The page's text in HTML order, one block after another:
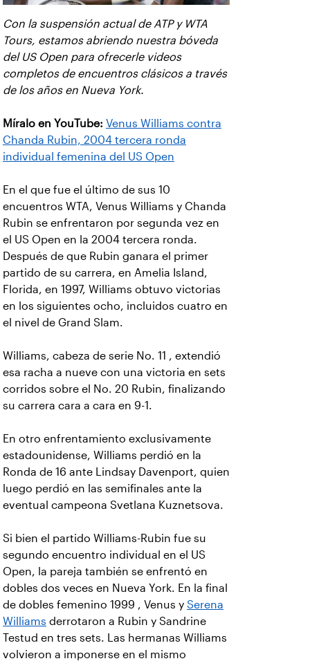
Con la suspensión actual de ATP y WTA
Tours, estamos abriendo nuestra bóveda
del US Open para ofrecerle videos
completos de encuentros clásicos a través
de los años en Nueva York.
Míralo en YouTube: Venus Williams contra
Chanda Rubin, 2004 tercera ronda
individual femenina del US Open
En el que fue el último de sus 10
encuentros WTA, Venus Williams y Chanda
Rubin se enfrentaron por segunda vez en
el US Open en la 2004 tercera ronda.
Después de que Rubin ganara el primer
partido de su carrera, en Amelia Island,
Florida, en 1997, Williams obtuvo victorias
en los siguientes ocho, incluidos cuatro en
el nivel de Grand Slam.
Williams, cabeza de serie No. 11 , extendió
esa racha a nueve con una victoria en sets
corridos sobre el No. 20 Rubin, finalizando
su carrera cara a cara en 9-1.
En otro enfrentamiento exclusivamente
estadounidense, Williams perdió en la
Ronda de 16 ante Lindsay Davenport, quien
luego perdió en las semifinales ante la
eventual campeona Svetlana Kuznetsova.
Si bien el partido Williams-Rubin fue su
segundo encuentro individual en el US
Open, la pareja también se enfrentó en
dobles dos veces en Nueva York. En la final
de dobles femenino 1999 , Venus y Serena
Williams derrotaron a Rubin y Sandrine
Testud en tres sets. Las hermanas Williams
volvieron a imponerse en el mismo